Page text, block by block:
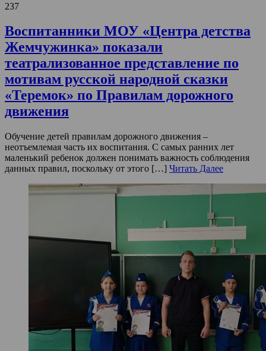
237
Воспитанники МОУ «Центра детства
Жемчужинка» показали
театрализованное представление по
мотивам русской народной сказки
«Теремок» по Правилам дорожного
движения
Обучение детей правилам дорожного движения –
неотъемлемая часть их воспитания. С самых ранних лет
маленький ребенок должен понимать важность соблюдения
данных правил, поскольку от этого […] Читать Далее